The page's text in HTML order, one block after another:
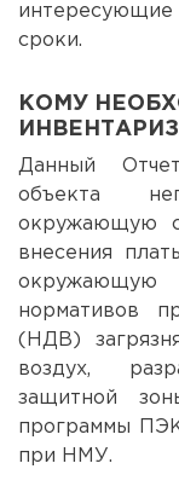
сроки.
КОМУ
Данный
объекта
окружающую
внесения
окружающую
нормативов
(НДВ)
воздух,
защитной
программы
при НМУ.